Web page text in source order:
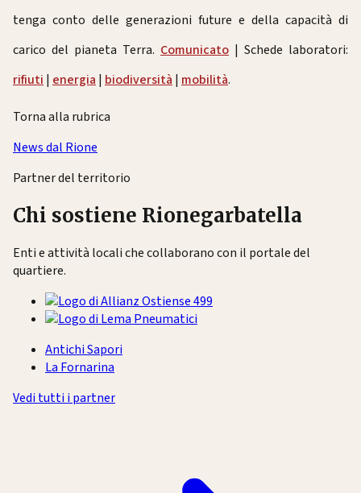
tenga conto delle generazioni future e della capacità di
carico del pianeta Terra. Comunicato | Schede laboratori:
rifiuti | energia | biodiversità | mobilità.
Torna alla rubrica
News dal Rione
Partner del territorio
Chi sostiene Rionegarbatella
Enti e attività locali che collaborano con il portale del
quartiere.
Antichi Sapori
La Fornarina
Vedi tutti i partner